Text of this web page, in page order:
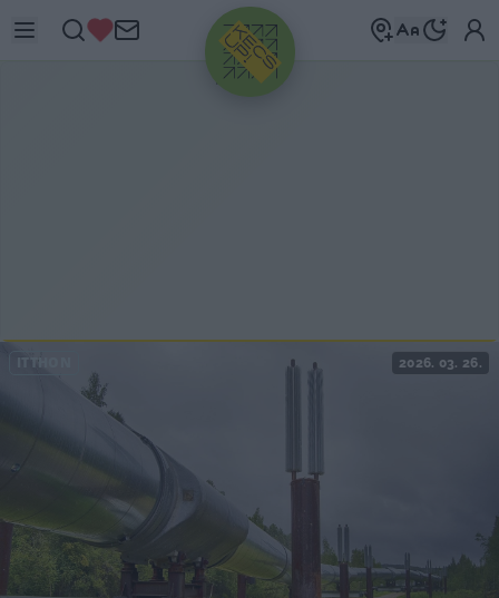
HIRDETÉS
ITTHON 2026. 03. 26.